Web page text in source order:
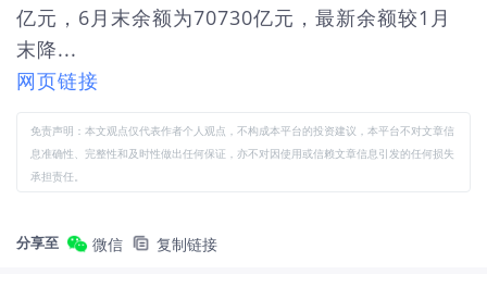
亿元，6月末余额为70730亿元，最新余额较1月
末降...
网页链接
免责声明：本文观点仅代表作者个人观点，不构成本平台的投资建议，本平台不对文章信
息准确性、完整性和及时性做出任何保证，亦不对因使用或信赖文章信息引发的任何损失
承担责任。
分享至 微信 复制链接